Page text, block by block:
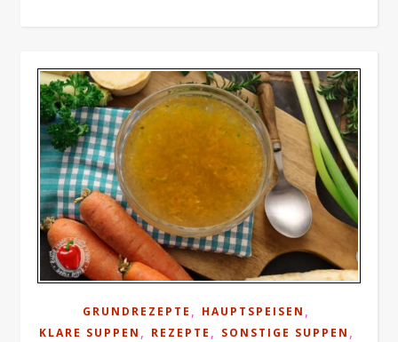
GRUNDREZEPTE , HAUPTSPEISEN ,
KLARE SUPPEN , REZEPTE , SONSTIGE SUPPEN ,